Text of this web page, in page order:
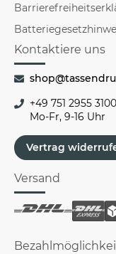
Kontaktiere uns
+49 751 2955 3100
Mo-Fr, 9-16 Uhr
Vertrag
Versand